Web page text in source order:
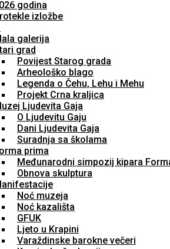
godina
izložbe
galerija
grad
Povijest Starog grada
Arheološko blago
Legenda o Čehu, Lehu i Mehu
Projekt Crna kraljica
Ljudevita Gaja
O Ljudevitu Gaju
Dani Ljudevita Gaja
Suradnja sa školama
prima
Međunarodni simpozij kipara
Obnova skulptura
Noć muzeja
Noć kazališta
GFUK
Ljeto u Krapini
Varaždinske barokne večeri